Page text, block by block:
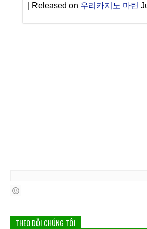
| Released on 우리카지노 마틴
THEO DỖI CHÚNG TÔI